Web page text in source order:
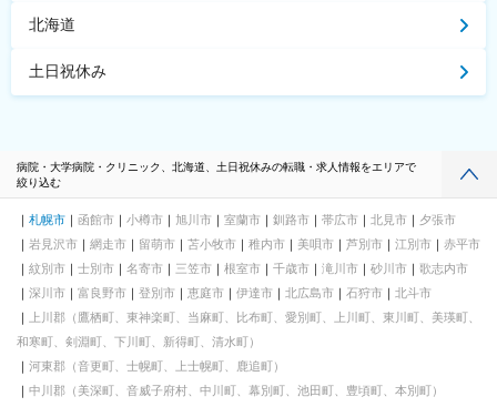
北海道
土日祝休み
病院・大学病院・クリニック、北海道、土日祝休みの転職・求人情報をエリアで
絞り込む
札幌市 函館市 小樽市 旭川市 室蘭市 釧路市 帯広市 北見市
夕張市
岩見沢市
網走市 留萌市 苫小牧市 稚内市 美唄市 芦別市 江別市
赤平市
紋別市
士別市 名寄市 三笠市 根室市 千歳市 滝川市 砂川市
歌志内市
深川市
富良野市 登別市 恵庭市 伊達市 北広島市 石狩市
北斗市
上川郡（鷹栖町、東神楽町、当麻町、比布町、愛別町、上川町、東川町、美瑛町、
和寒町、剣淵町、下川町、新得町、清水町）
河東郡（音更町、士幌町、上士幌町、鹿追町）
中川郡（美深町、音威子府村、中川町、幕別町、池田町、豊頃町、本別町）